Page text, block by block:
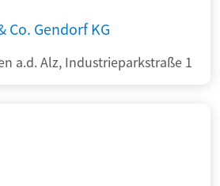
Co. Gendorf KG
a.d. Alz, Industrieparkstraße 1